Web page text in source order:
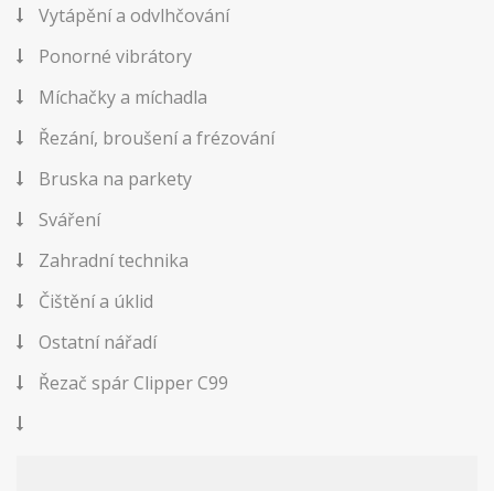
Vytápění a odvlhčování
Ponorné vibrátory
Míchačky a míchadla
Řezání, broušení a frézování
Bruska na parkety
Sváření
Zahradní technika
Čištění a úklid
Ostatní nářadí
Řezač spár Clipper C99